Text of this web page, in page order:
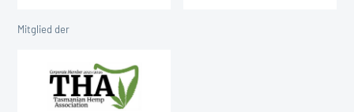
Mitglied der